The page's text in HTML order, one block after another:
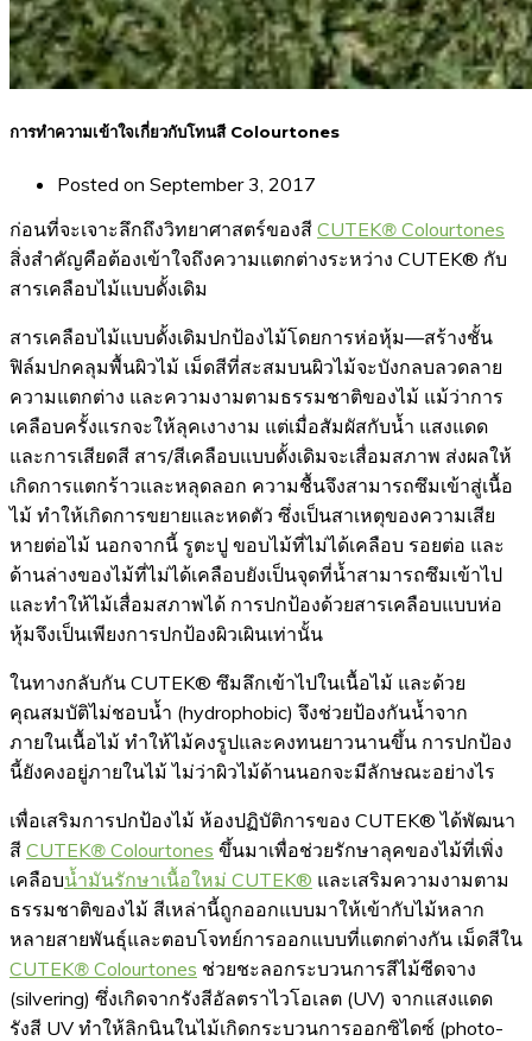
การทำความเข้าใจเกี่ยวกับโทนสี Colourtones
Posted on September 3, 2017
ก่อนที่จะเจาะลึกถึงวิทยาศาสตร์ของสี CUTEK® Colourtones
สิ่งสำคัญคือต้องเข้าใจถึงความแตกต่างระหว่าง CUTEK® กับ
สารเคลือบไม้แบบดั้งเดิม
สารเคลือบไม้แบบดั้งเดิมปกป้องไม้โดยการห่อหุ้ม—สร้างชั้น
ฟิล์มปกคลุมพื้นผิวไม้ เม็ดสีที่สะสมบนผิวไม้จะบังกลบลวดลาย
ความแตกต่าง และความงามตามธรรมชาติของไม้ แม้ว่าการ
เคลือบครั้งแรกจะให้ลุคเงางาม แต่เมื่อสัมผัสกับน้ำ แสงแดด
และการเสียดสี สาร/สีเคลือบแบบดั้งเดิมจะเสื่อมสภาพ ส่งผลให้
เกิดการแตกร้าวและหลุดลอก ความชื้นจึงสามารถซึมเข้าสู่เนื้อ
ไม้ ทำให้เกิดการขยายและหดตัว ซึ่งเป็นสาเหตุของความเสีย
หายต่อไม้ นอกจากนี้ รูตะปู ขอบไม้ที่ไม่ได้เคลือบ รอยต่อ และ
ด้านล่างของไม้ที่ไม่ได้เคลือบยังเป็นจุดที่น้ำสามารถซึมเข้าไป
และทำให้ไม้เสื่อมสภาพได้ การปกป้องด้วยสารเคลือบแบบห่อ
หุ้มจึงเป็นเพียงการปกป้องผิวเผินเท่านั้น
ในทางกลับกัน CUTEK® ซึมลึกเข้าไปในเนื้อไม้ และด้วย
คุณสมบัติไม่ชอบน้ำ (hydrophobic) จึงช่วยป้องกันน้ำจาก
ภายในเนื้อไม้ ทำให้ไม้คงรูปและคงทนยาวนานขึ้น การปกป้อง
นี้ยังคงอยู่ภายในไม้ ไม่ว่าผิวไม้ด้านนอกจะมีลักษณะอย่างไร
เพื่อเสริมการปกป้องไม้ ห้องปฏิบัติการของ CUTEK® ได้พัฒนา
สี CUTEK® Colourtones ขึ้นมาเพื่อช่วยรักษาลุคของไม้ที่เพิ่ง
เคลือบน้ำมันรักษาเนื้อใหม่ CUTEK® และเสริมความงามตาม
ธรรมชาติของไม้ สีเหล่านี้ถูกออกแบบมาให้เข้ากับไม้หลาก
หลายสายพันธุ์และตอบโจทย์การออกแบบที่แตกต่างกัน เม็ดสีใน
CUTEK® Colourtones ช่วยชะลอกระบวนการสีไม้ซีดจาง
(silvering) ซึ่งเกิดจากรังสีอัลตราไวโอเลต (UV) จากแสงแดด
รังสี UV ทำให้ลิกนินในไม้เกิดกระบวนการออกซิไดซ์ (photo-